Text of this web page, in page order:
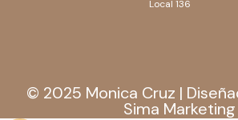
Local 136
© 2025 Monica Cruz |
Sima Marketing